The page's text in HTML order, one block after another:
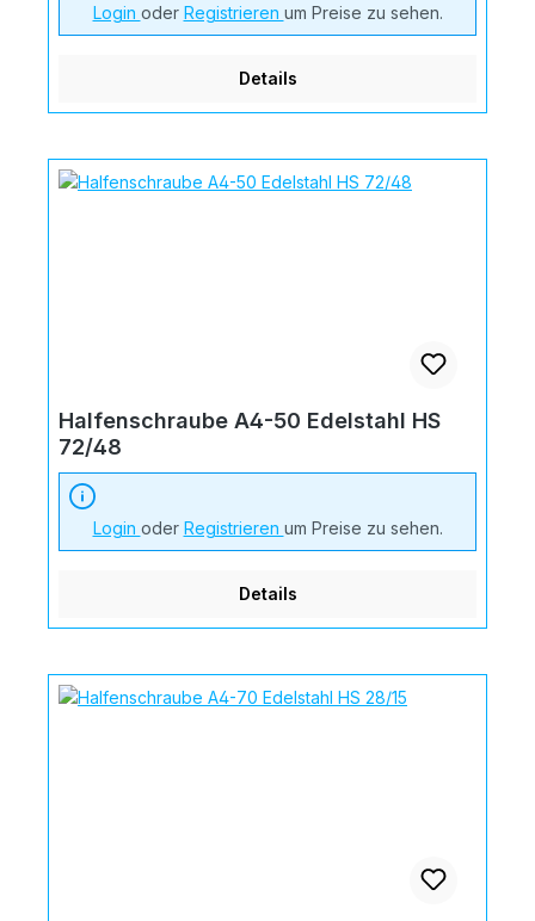
Login oder Registrieren um Preise zu sehen.
Details
Halfenschraube A4-50 Edelstahl HS
72/48
Login oder Registrieren um Preise zu sehen.
Details